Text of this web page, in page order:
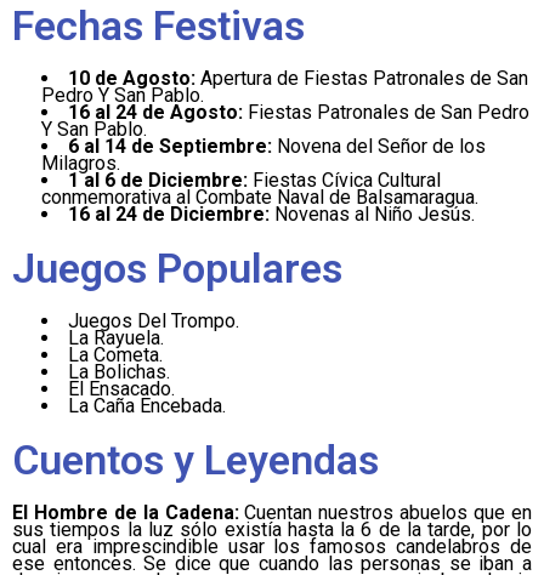
Fechas Festivas
10 de Agosto: Apertura de Fiestas Patronales de San
Pedro Y San Pablo.
16 al 24 de Agosto: Fiestas Patronales de San Pedro
Y San Pablo.
6 al 14 de Septiembre: Novena del Señor de los
Milagros.
1 al 6 de Diciembre: Fiestas Cívica Cultural
conmemorativa al Combate Naval de Balsamaragua.
16 al 24 de Diciembre: Novenas al Niño Jesús.
Juegos Populares
Juegos Del Trompo.
La Rayuela.
La Cometa.
La Bolichas.
El Ensacado.
La Caña Encebada.
Cuentos y Leyendas
El Hombre de la Cadena:Cuentan nuestros abuelos que en
sus tiempos la luz sólo existía hasta la 6 de la tarde, por lo
cual era imprescindible usar los famosos candelabros de
ese entonces. Se dice que cuando las personas se iban a